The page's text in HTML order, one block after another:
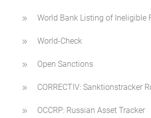
World Bank Listing of Ineligible
World-Check
Open Sanctions
CORRECTIV: Sanktionstracker
OCCRP: Russian Asset Tracker